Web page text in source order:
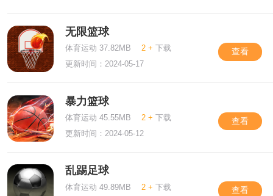
无限篮球
体育运动 37.82MB 2 + 下载
更新时间：2024-05-17
查看
暴力篮球
体育运动 45.55MB 2 + 下载
更新时间：2024-05-12
查看
乱踢足球
体育运动 49.89MB 2 + 下载
查看